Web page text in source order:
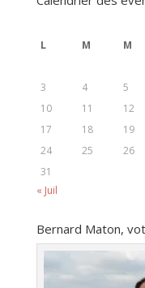
L M M
3
4 5
10
11 12
17
18 19
24
25 26
31
« Juil
Bernard Maton,